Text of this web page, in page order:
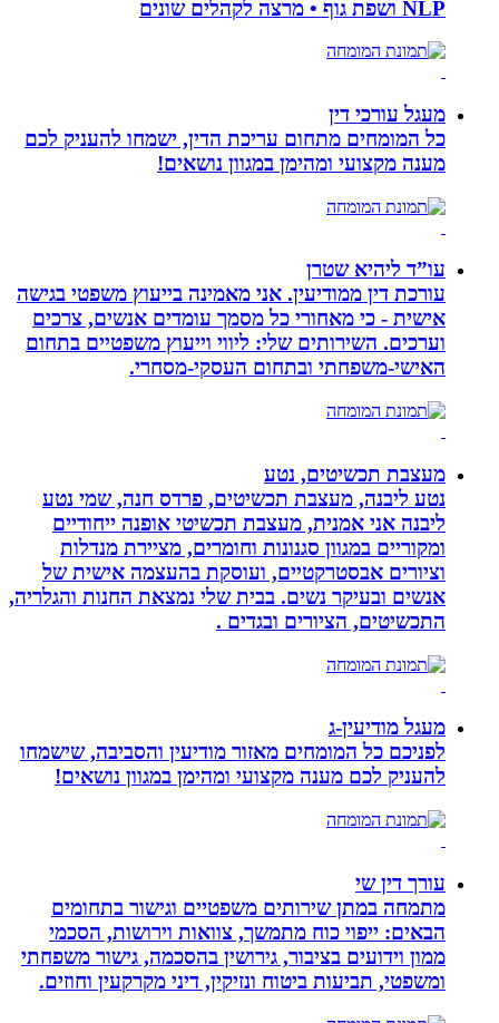
NLP ושפת גוף • מרצה לקהלים שונים
מעגל עורכי דין
כל המומחים מתחום עריכת הדין, ישמחו להעניק לכם
מענה מקצועי ומהימן במגוון נושאים!
עו”ד ליהיא שטרן
עורכת דין ממודיעין. אני מאמינה בייעוץ משפטי בגישה
אישית - כי מאחורי כל מסמך עומדים אנשים, צרכים
וערכים. השירותים שלי: ליווי וייעוץ משפטיים בתחום
האישי-משפחתי ובתחום העסקי-מסחרי.
מעצבת תכשיטים, נטע
נטע ליבנה, מעצבת תכשיטים, פרדס חנה, שמי נטע
ליבנה אני אמנית, מעצבת תכשיטי אופנה ייחודיים
ומקוריים במגוון סגנונות וחומרים, מציירת מנדלות
וציורים אבסטרקטיים, ועוסקת בהעצמה אישית של
אנשים ובעיקר נשים. בבית שלי נמצאת החנות והגלריה,
התכשיטים, הציורים ובגדים .
מעגל מודיעין-ג
לפניכם כל המומחים מאזור מודיעין והסביבה, שישמחו
להעניק לכם מענה מקצועי ומהימן במגוון נושאים!
עורך דין שי
מתמחה במתן שירותים משפטיים וגישור בתחומים
הבאים: ייפוי כוח מתמשך, צוואות וירושות, הסכמי
ממון וידועים בציבור, גירושין בהסכמה, גישור משפחתי
ומשפטי, תביעות ביטוח ונזיקין, דיני מקרקעין וחוזים.